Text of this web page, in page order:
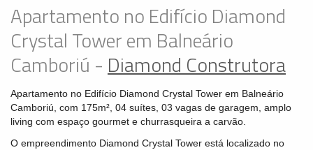
Apartamento no Edifício Diamond
Crystal Tower em Balneário
Camboriú - Diamond Construtora
Apartamento no Edifício Diamond Crystal Tower em Balneário
Camboriú, com 175m², 04 suítes, 03 vagas de garagem, amplo
living com espaço gourmet e churrasqueira a carvão.
O empreendimento Diamond Crystal Tower está localizado no